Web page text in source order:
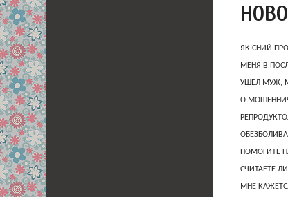
ЯКІСНИЙ
МЕНЯ В
УШЕЛ МУЖ,
О
ПОМОГИТЕ
СЧИТАЕТЕ
МНЕ